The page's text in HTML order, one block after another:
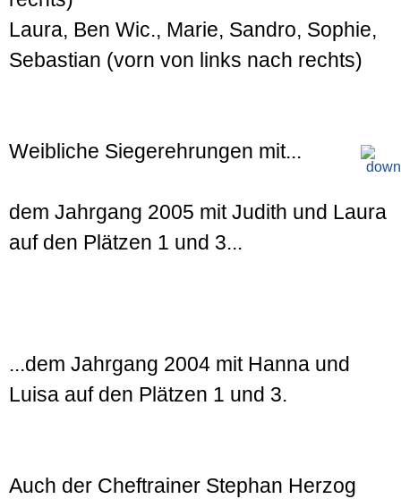
Laura, Ben Wic., Marie, Sandro, Sophie,
Sebastian (vorn von links nach rechts)
Weibliche Siegerehrungen mit...
dem Jahrgang 2005 mit Judith und Laura
auf den Plätzen 1 und 3...
...dem Jahrgang 2004 mit Hanna und
Luisa auf den Plätzen 1 und 3.
Auch der Cheftrainer Stephan Herzog